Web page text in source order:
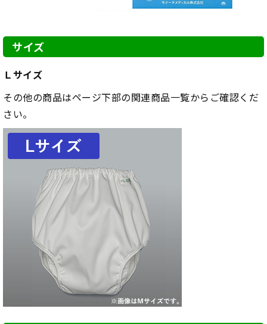
サイズ
Ｌサイズ
その他の商品はページ下部の関連商品一覧からご確認くだ
さい。